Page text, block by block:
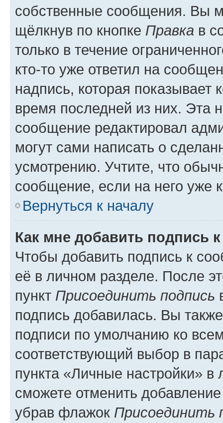
собственные сообщения. Вы
щёлкнув по кнопке Правка в
только в течение
кто-то уже ответил на
надпись, которая показывает
время последней из них. Эта
сообщение редактировал
могут сами написать о
усмотрению. Учтите, что
сообщение, если на него уже
Вернуться к началу
Как мне добавить подпись
Чтобы добавить подпись к
её в личном разделе. После
пункт Присоединить подпись
подпись добавилась. Вы
подписи по умолчанию ко
соответствующий выбор в
пункта «Личные настройки»
сможете отменить
убрав флажок Присоединить